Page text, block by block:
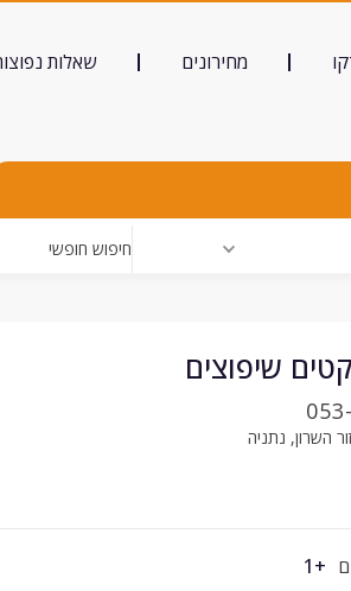
מחירונים שאלות
חיפוש חופשי
שיפוצים
השרון, נתניה
+1